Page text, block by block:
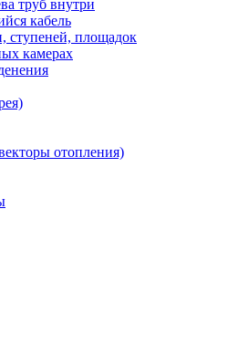
труб внутри
кабель
ступеней, площадок
камерах
отопления)